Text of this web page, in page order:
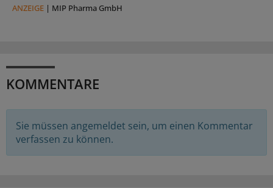
ANZEIGE | MIP Pharma GmbH
KOMMENTARE
Sie müssen angemeldet sein, um einen Kommentar
verfassen zu können.